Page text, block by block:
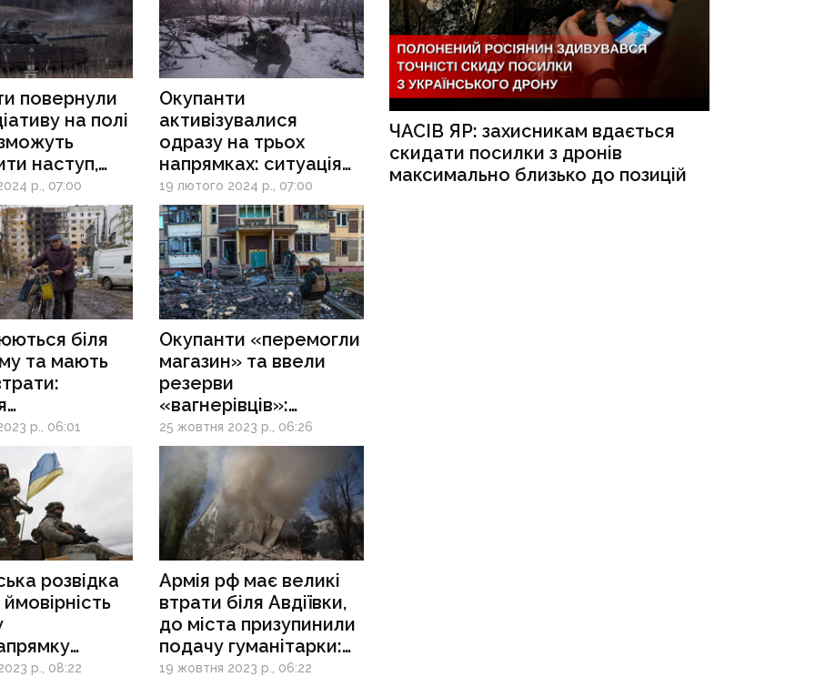
повернули
на полі
наступ,
захочуть —
р., 07:00
Окупанти
активізувалися
одразу на трьох
напрямках: ситуація
на фронті
19 лютого 2024 р., 07:00
біля
та мають
р., 06:01
Окупанти «перемогли
магазин» та ввели
резерви
«вагнерівців»:
ситуація
на Авдіївському
напрямку
25 жовтня 2023 р., 06:26
розвідка
Лиман
р., 08:22
Армія рф має великі
втрати біля Авдіївки,
до міста призупинили
подачу гуманітарки:
ситуація на напрямку
19 жовтня 2023 р., 06:22
ЧАСІВ ЯР: захисникам вдається
скидати посилки з дронів
максимально близько до позицій